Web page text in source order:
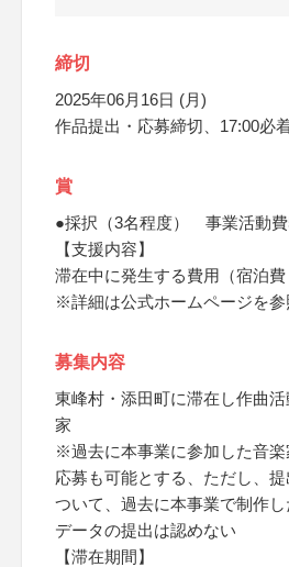
締切
2025年06月16日 (月)
作品提出・応募締切、17:00必
賞
●採択（3名程度） 事業活動費
【支援内容】
滞在中に発生する費用（宿泊費
※詳細は公式ホームページを参
募集内容
東峰村・添田町に滞在し作曲
家
※過去に本事業に参加した音
応募も可能とする、ただし、
ついて、過去に本事業で制作
データの提出は認めない
【滞在期間】